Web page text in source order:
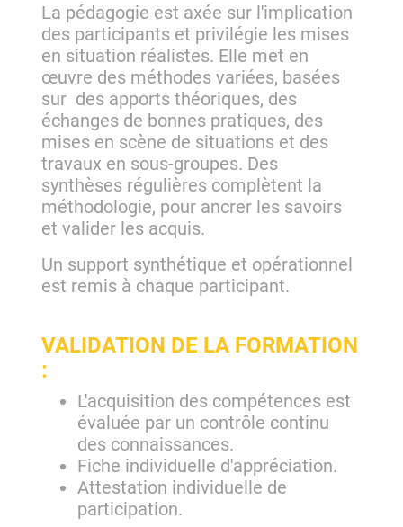
La pédagogie est axée sur l'implication
des participants et privilégie les mises
en situation réalistes. Elle met en
œuvre des méthodes variées, basées
sur des apports théoriques, des
échanges de bonnes pratiques, des
mises en scène de situations et des
travaux en sous-groupes. Des
synthèses régulières complètent la
méthodologie, pour ancrer les savoirs
et valider les acquis.
Un support synthétique et opérationnel
est remis à chaque participant.
VALIDATION DE LA FORMATION
:
L'acquisition des compétences est
évaluée par un contrôle continu
des connaissances.
Fiche individuelle d'appréciation.
Attestation individuelle de
participation.